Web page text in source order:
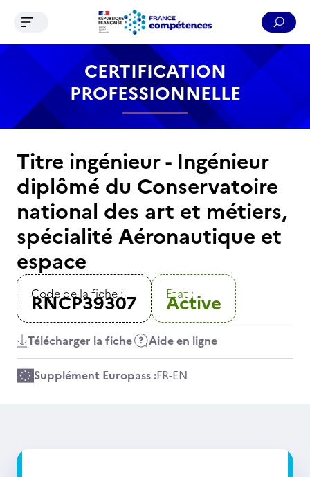
Contenu Recherche Menu Pied de page
Ouvrir le menu de navigation
CERTIFICATION
PROFESSIONNELLE
Titre ingénieur - Ingénieur
diplômé du Conservatoire
national des art et métiers,
spécialité Aéronautique et
espace
Code de la fiche :
RNCP39307 Etat :
Active
Télécharger la fiche Aide en ligne
Supplément Europass :FR-EN